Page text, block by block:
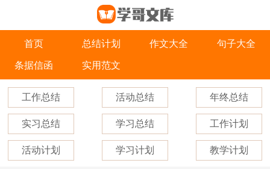
首页 总结计划 作文大全 句子大全
条据信函 实用范文
工作总结 活动总结 年终总结
实习总结 学习总结 工作计划
活动计划 学习计划 教学计划